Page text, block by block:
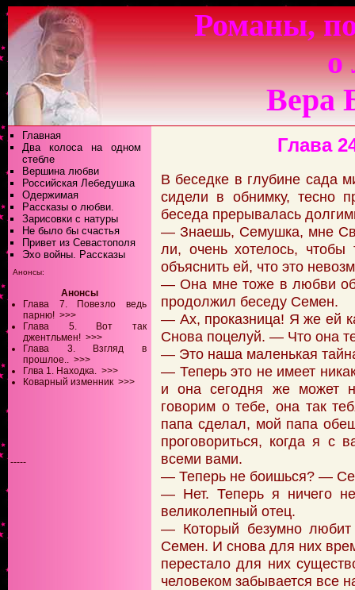
Романы,
о
Вера
Главная
Два колоса на одном
стебле
Вершина любви
Российская Лебедушка
Одержимая
Рассказы о любви.
Зарисовки с натуры
Не было бы счастья
Привет из Севастополя
Эхо войны. Рассказы
Анонсы:
Анонсы
Глава 7. Повезло ведь
парню! >>>
Глава 5. Вот так
джентльмен! >>>
Глава 3. Взгляд в
прошлое.. >>>
Глва 1. Находка. >>>
Коварный изменник >>>
-----
Глава
В беседке в глубине сада
сидели в обнимку, тесно
беседа прерывалась
— Знаешь, Семушка, мне
ли, очень хотелось,
объяснить ей, что это
— Она мне тоже в любви
продолжил беседу Семен.
— Ах, проказница! Я же ей
Снова поцелуй. — Что она
— Это наша маленькая
— Теперь это не имеет
и она сегодня же может
говорим о тебе, она так
папа сделал, мой папа
проговориться, когда я с
всеми вами.
— Теперь не боишься? —
— Нет. Теперь я ничего
великолепный отец.
— Который безумно
Семен. И снова для них
перестало для них
человеком забывается все